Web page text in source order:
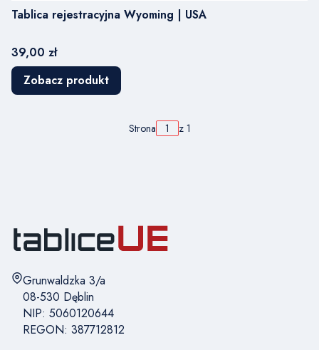
Tablica rejestracyjna Wyoming | USA
Cena
39,00 zł
Zobacz produkt
Strona z 1
Adres:
Grunwaldzka 3/a
08-530 Dęblin
NIP: 5060120644
REGON: 387712812